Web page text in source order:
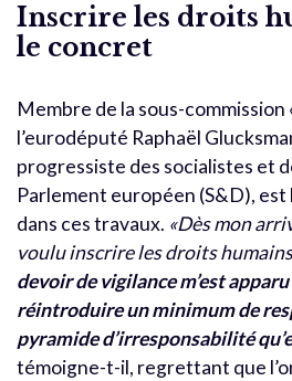
Inscrire les droits
le concret
Membre de la sous-commission
l’eurodéputé Raphaël
progressiste des socialistes et
Parlement européen (S&D), est
dans ces travaux. «Dès mon
voulu inscrire les droits
devoir de vigilance m’est
réintroduire un minimum de
pyramide d’irresponsabilité
témoigne-t-il, regrettant que